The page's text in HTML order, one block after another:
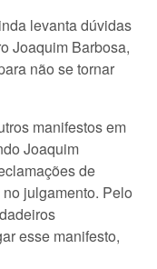
levanta dúvidas
Joaquim Barbosa,
não se tornar
manifestos em
Joaquim
de
julgamento. Pelo
esse manifesto,